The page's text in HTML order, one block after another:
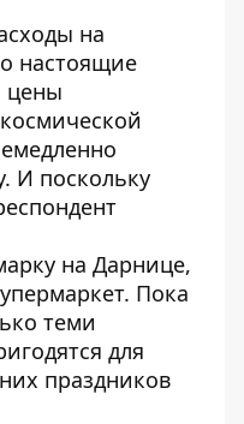
на
настоящие
цены
И поскольку
на Дарнице,
Пока
теми
для
праздников